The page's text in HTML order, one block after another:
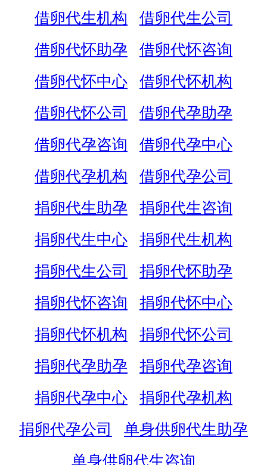
借卵代生机构
借卵代生公司
借卵代怀助孕
借卵代怀咨询
借卵代怀中心
借卵代怀机构
借卵代怀公司
借卵代孕助孕
借卵代孕咨询
借卵代孕中心
借卵代孕机构
借卵代孕公司
捐卵代生助孕
捐卵代生咨询
捐卵代生中心
捐卵代生机构
捐卵代生公司
捐卵代怀助孕
捐卵代怀咨询
捐卵代怀中心
捐卵代怀机构
捐卵代怀公司
捐卵代孕助孕
捐卵代孕咨询
捐卵代孕中心
捐卵代孕机构
捐卵代孕公司
单身供卵代生助孕
单身供卵代生咨询